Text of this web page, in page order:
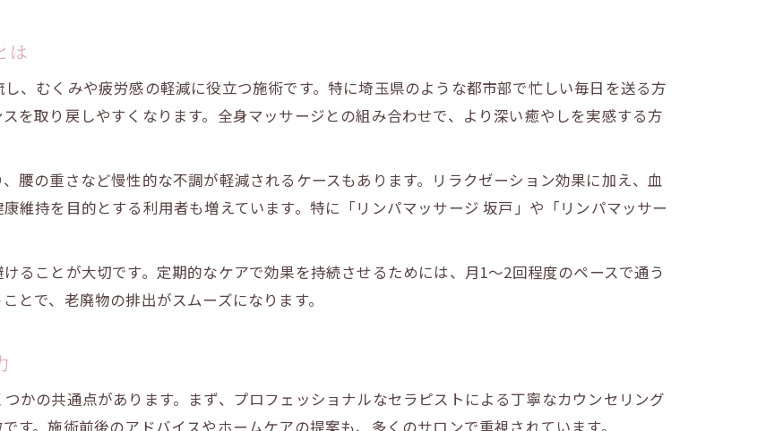
は
、むくみや疲労感の軽減に役立つ施術です。特に埼玉県のような都市部で忙しい毎日を送る方
を取り戻しやすくなります。全身マッサージとの組み合わせで、より深い癒やしを実感する方
腰の重さなど慢性的な不調が軽減されるケースもあります。リラクゼーション効果に加え、血
維持を目的とする利用者も増えています。特に「リンパマッサージ 坂戸」や「リンパマッサー
ることが大切です。定期的なケアで効果を持続させるためには、月1～2回程度のペースで通う
とで、老廃物の排出がスムーズになります。
かの共通点があります。まず、プロフェッショナルなセラピストによる丁寧なカウンセリング
す。施術前後のアドバイスやホームケアの提案も、多くのサロンで重視されています。